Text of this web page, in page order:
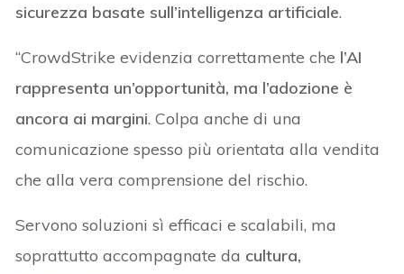
sicurezza basate sull’intelligenza artificiale.
“CrowdStrike evidenzia correttamente che l’AI
rappresenta un’opportunità, ma l’adozione è
ancora ai margini. Colpa anche di una
comunicazione spesso più orientata alla vendita
che alla vera comprensione del rischio.
Servono soluzioni sì efficaci e scalabili, ma
soprattutto accompagnate da cultura,